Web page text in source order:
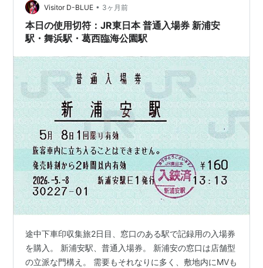
大・五反田間の連続乗車券（乗車券画面から発行） この
２通…
Visitor D-BLUE • 3ヶ月前
本日の使用切符：JR東日本 普通入場券 新浦安
駅・舞浜駅・葛西臨海公園駅
途中下車印収集旅2日目、窓口のある駅で記録用の入場券
を購入。 新浦安駅、普通入場券。 新浦安の窓口は店舗型
の立派な門構え。 需要もそれなりに多く、敷地内にMVも